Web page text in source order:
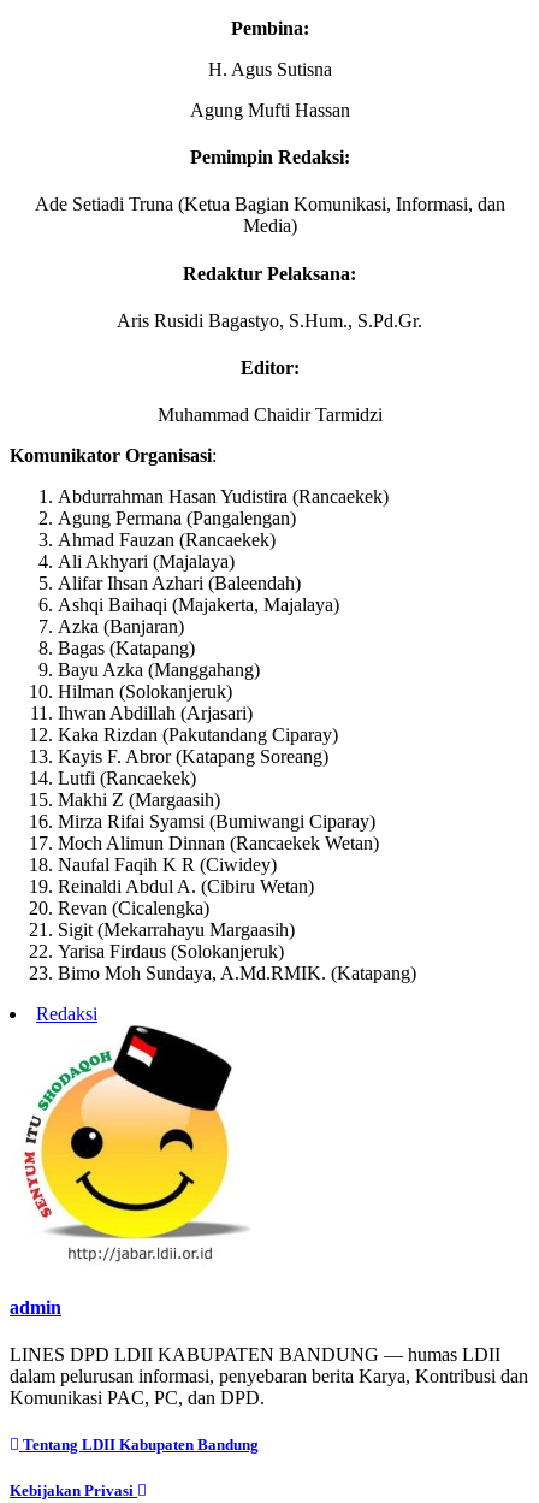
Pembina:
H. Agus Sutisna
Agung Mufti Hassan
Pemimpin Redaksi:
Ade Setiadi Truna (Ketua Bagian Komunikasi, Informasi, dan
Media)
Redaktur Pelaksana:
Aris Rusidi Bagastyo, S.Hum., S.Pd.Gr.
Editor:
Muhammad Chaidir Tarmidzi
Komunikator Organisasi:
Abdurrahman Hasan Yudistira (Rancaekek)
Agung Permana (Pangalengan)
Ahmad Fauzan (Rancaekek)
Ali Akhyari (Majalaya)
Alifar Ihsan Azhari (Baleendah)
Ashqi Baihaqi (Majakerta, Majalaya)
Azka (Banjaran)
Bagas (Katapang)
Bayu Azka (Manggahang)
Hilman (Solokanjeruk)
Ihwan Abdillah (Arjasari)
Kaka Rizdan (Pakutandang Ciparay)
Kayis F. Abror (Katapang Soreang)
Lutfi (Rancaekek)
Makhi Z (Margaasih)
Mirza Rifai Syamsi (Bumiwangi Ciparay)
Moch Alimun Dinnan (Rancaekek Wetan)
Naufal Faqih K R (Ciwidey)
Reinaldi Abdul A. (Cibiru Wetan)
Revan (Cicalengka)
Sigit (Mekarrahayu Margaasih)
Yarisa Firdaus (Solokanjeruk)
Bimo Moh Sundaya, A.Md.RMIK. (Katapang)
Redaksi
admin
LINES DPD LDII KABUPATEN BANDUNG — humas LDII
dalam pelurusan informasi, penyebaran berita Karya, Kontribusi dan
Komunikasi PAC, PC, dan DPD.
Post
navigation
Tentang LDII Kabupaten Bandung
Kebijakan Privasi